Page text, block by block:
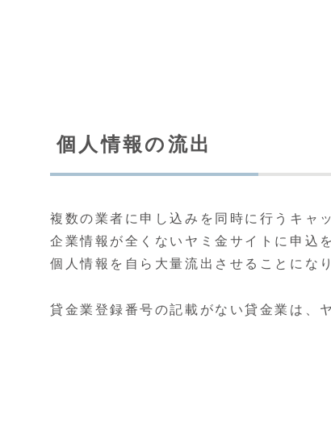
個人情報の流出
複数の業者に申し込みを同時に行うキャ
企業情報が全くないヤミ金サイトに申込
個人情報を自ら大量流出させることにな
貸金業登録番号の記載がない貸金業は、